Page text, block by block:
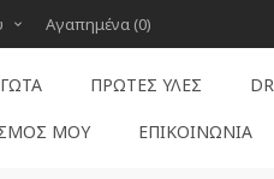
Αγαπημένα (0)
ΠΡΏΤΕΣ ΎΛΕΣ
ΜΟΥ ΕΠΙΚΟΙΝΩΝΊΑ